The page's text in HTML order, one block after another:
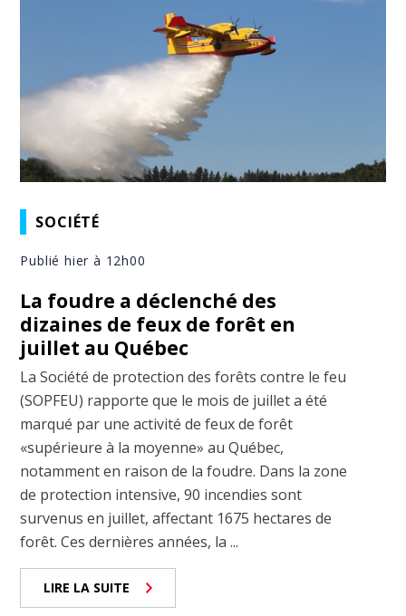
SOCIÉTÉ
Publié hier à 12h00
La foudre a déclenché des
dizaines de feux de forêt en
juillet au Québec
La Société de protection des forêts contre le feu
(SOPFEU) rapporte que le mois de juillet a été
marqué par une activité de feux de forêt
«supérieure à la moyenne» au Québec,
notamment en raison de la foudre. Dans la zone
de protection intensive, 90 incendies sont
survenus en juillet, affectant 1675 hectares de
forêt. Ces dernières années, la ...
LIRE LA SUITE